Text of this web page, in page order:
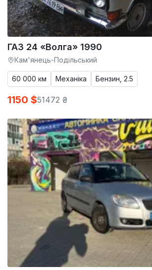
ГАЗ 24 «Волга» 1990
Кам'янець-Подільський
60 000 км Механіка Бензин, 2.5
1150 $51472 ₴